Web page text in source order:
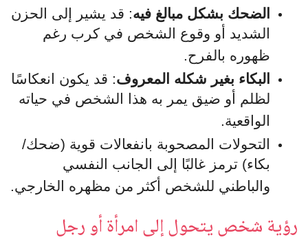
الضحك بشكل مبالغ فيه: قد يشير إلى الحزن
الشديد أو وقوع الشخص في كرب رغم
ظهوره بالفرح.
البكاء بغير شكله المعروف: قد يكون انعكاسًا
لظلم أو ضيق يمر به هذا الشخص في حياته
الواقعية.
التحولات المصحوبة بانفعالات قوية (ضحك/
بكاء) ترمز غالبًا إلى الجانب النفسي
والباطني للشخص أكثر من مظهره الخارجي.
رؤية شخص يتحول إلى امرأة أو رجل